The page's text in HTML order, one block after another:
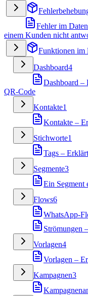
Fehler im
einem Kunden nicht
Funktionen im
Dashboard4
Dashboard –
QR-Code
Kontakte1
Kontakte –
Stichworte1
Tags – Erklärt
Segmente3
Ein Segment
Flows6
WhatsApp-
Strömungen
Vorlagen4
Vorlagen –
Kampagnen3